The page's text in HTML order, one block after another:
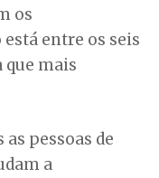
os
entre os seis
que mais
as pessoas de
a